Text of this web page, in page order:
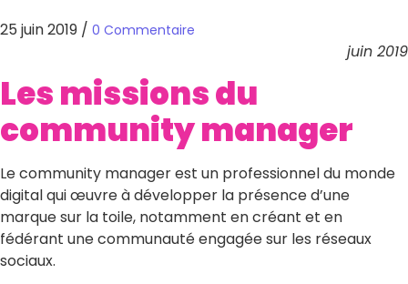
25 juin 2019 / 0 Commentaire
juin 2019
Les missions du
community manager
Le community manager est un professionnel du monde
digital qui œuvre à développer la présence d’une
marque sur la toile, notamment en créant et en
fédérant une communauté engagée sur les réseaux
sociaux.